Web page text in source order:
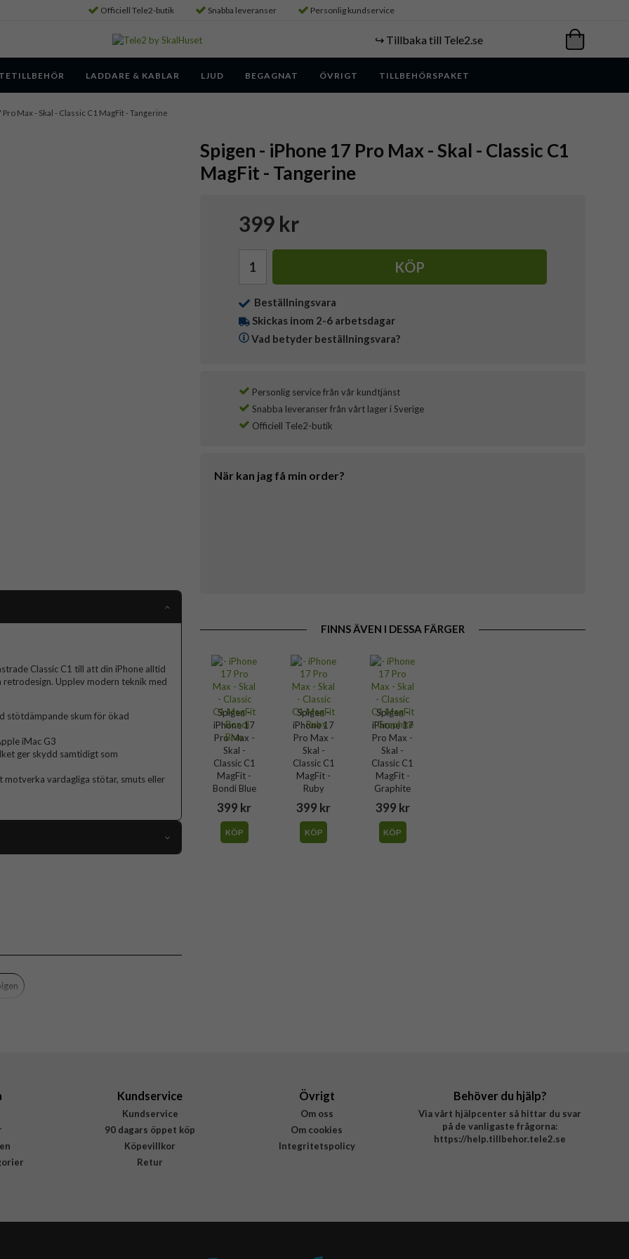
Officiell Tele2-butik Snabba leveranser Personlig kundservice
↪️ Tillbaka till Tele2.se
LADDARE & KABLAR LJUD BEGAGNAT ÖVRIGT TILLBEHÖRSPAKET
Pro Max - Skal - Classic C1 MagFit - Tangerine
Spigen - iPhone 17 Pro Max - Skal - Classic C1
MagFit - Tangerine
399 kr
KÖP
Beställningsvara
Skickas inom 2-6 arbetsdagar
Vad betyder beställningsvara?
Personlig service från vår kundtjänst
Snabba leveranser från vårt lager i Sverige
Officiell Tele2-butik
När kan jag få min order?
FINNS ÄVEN I DESSA FÄRGER
Spigen -
iPhone 17
Pro Max -
Skal -
Classic C1
MagFit -
Bondi Blue
399 kr
KÖP
Spigen -
iPhone 17
Pro Max -
Skal -
Classic C1
MagFit -
Ruby
399 kr
KÖP
Spigen -
iPhone 17
Pro Max -
Skal -
Classic C1
MagFit -
Graphite
399 kr
KÖP
Classic C1 till att din iPhone alltid
retrodesign. Upplev modern teknik med
stötdämpande skum för ökad
iMac G3
ger skydd samtidigt som
vardagliga stötar, smuts eller
Orange
Kundservice
Kundservice
90 dagars öppet köp
Köpevillkor
Retur
Övrigt
Om oss
Om cookies
Integritetspolicy
Behöver du hjälp?
Via vårt hjälpcenter så hittar du svar
på de vanligaste frågorna:
https://help.tillbehor.tele2.se